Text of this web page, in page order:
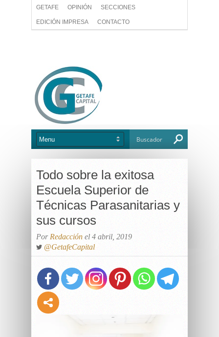
GETAFE OPINIÓN SECCIONES
EDICIÓN IMPRESA CONTACTO
Todo sobre la exitosa
Escuela Superior de
Técnicas Parasanitarias y
sus cursos
Por Redacción el 4 abril, 2019
@GetafeCapital